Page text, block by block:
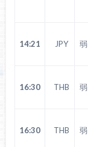
14:21 JPY 弱
16:30 THB 弱
16:30 THB 弱